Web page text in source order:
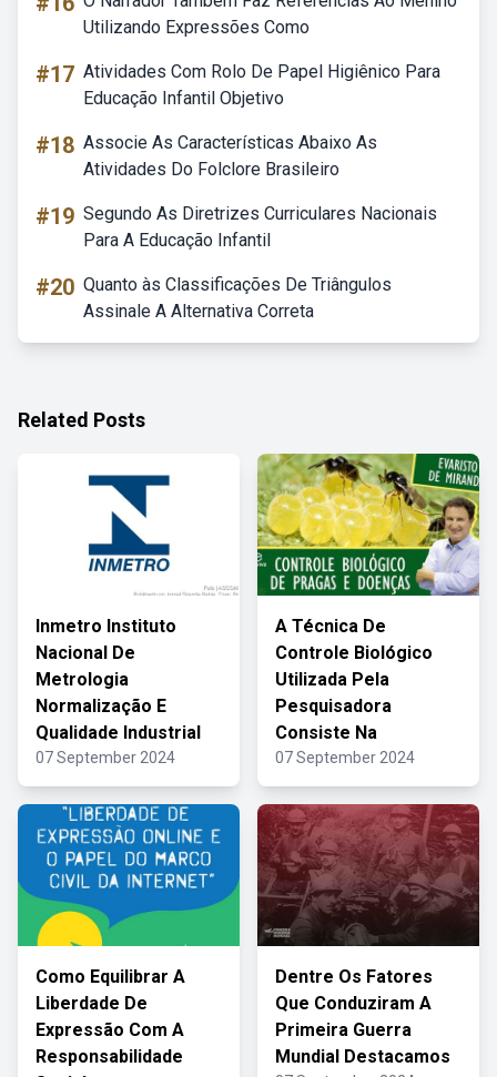
Utilizando Expressões Como
#17 Atividades Com Rolo De Papel Higiênico Para
Educação Infantil Objetivo
#18 Associe As Características Abaixo As
Atividades Do Folclore Brasileiro
#19 Segundo As Diretrizes Curriculares Nacionais
Para A Educação Infantil
#20 Quanto às Classificações De Triângulos
Assinale A Alternativa Correta
Related Posts
Inmetro Instituto
Nacional De
Metrologia
Normalização E
Qualidade Industrial
07 September 2024
A Técnica De
Controle Biológico
Utilizada Pela
Pesquisadora
Consiste Na
07 September 2024
Como Equilibrar A
Liberdade De
Expressão Com A
Responsabilidade
Dentre Os Fatores
Que Conduziram A
Primeira Guerra
Mundial Destacamos